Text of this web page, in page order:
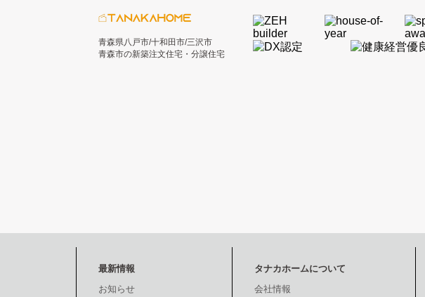
青森県八戸市/十和田市/三沢市
青森市の新築注文住宅・分譲住宅
最新情報
お知らせ
タナカホームについて
会社情報